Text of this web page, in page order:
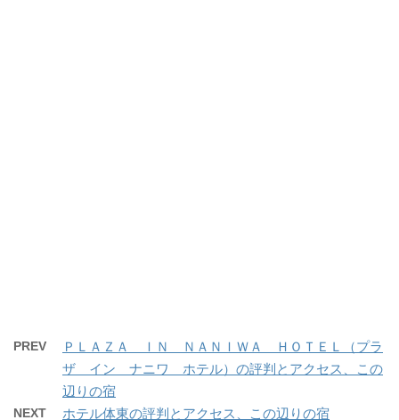
PREV
ＰＬＡＺＡ ＩＮ ＮＡＮＩＷＡ ＨＯＴＥＬ（プラ
ザ イン ナニワ ホテル）の評判とアクセス、この
辺りの宿
NEXT ホテル体東の評判とアクセス、この辺りの宿